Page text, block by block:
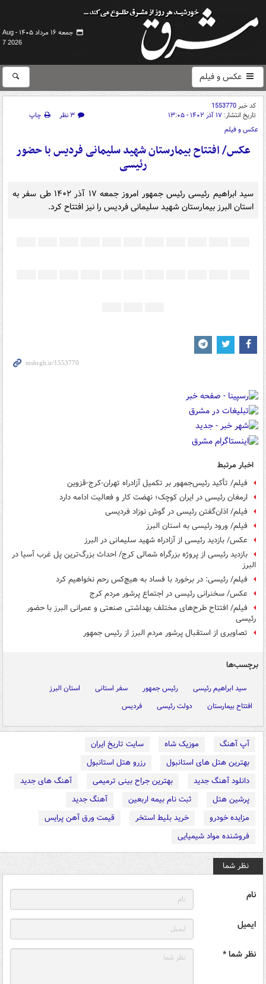
جمعه ۱۶ مرداد ۱۴۰۵ -
Aug
7 2026
عکس و فیلم
کد خبر1553770
تاریخ انتشار: ۱۷ آذر ۱۴۰۲ - ۱۳:۰۵ ۳ نظر
چاپ
عکس و فیلم
عکس/ افتتاح بیمارستان شهید سلیمانی فردیس با حضور
رئیسی
سید ابراهیم رئیسی رئیس جمهور امروز جمعه ۱۷ آذر ۱۴۰۲ طی سفر به
استان البرز بیمارستان شهید سلیمانی فردیس را نیز افتتاح کرد.
اخبار مرتبط
فیلم/ تأکید رئیس‌جمهور بر تکمیل آزادراه تهران-کرج-قزوین
ارمغان رئیسی در ایران کوچک؛ نهضت کار و فعالیت ادامه دارد
فیلم/ اذان‌گفتن رئیسی در گوش نوزاد فردیسی
فیلم/ ورود رئیسی به استان البرز
عکس/ بازدید رئیسی از آزادراه شهید سلیمانی در البرز
بازدید رئیسی از پروژه بزرگراه شمالی کرج/ احداث بزرگ‌ترین پل غرب آسیا در
البرز
فیلم/ رئیسی: در برخورد با فساد به هیچ‌کس رحم نخواهیم کرد
عکس/ سخنرانی رئیسی در اجتماع پرشور مردم کرج
فیلم/ افتتاح طرح‌های مختلف بهداشتی صنعتی و عمرانی البرز با حضور
رئیسی
تصاویری از استقبال پرشور مردم البرز از رئیس جمهور
برچسب‌ها
سید ابراهیم رئیسی رئیس جمهور سفر استانی
استان البرز
افتتاح بیمارستان
دولت رئیسی فردیس
آپ آهنگ موزیک شاه
سایت تاریخ ایران
بهترین هتل های استانبول
رزرو هتل استانبول
دانلود آهنگ جدید
بهترین جراح بینی ترمیمی
آهنگ های جدید
پرشین هتل
ثبت نام بیمه اربعین
آهنگ جدید
مزایده خودرو
خرید بلیط استخر
قیمت ورق آهن پرایس
فروشنده مواد شیمیایی
نظر شما
نام
ایمیل
نظر شما *